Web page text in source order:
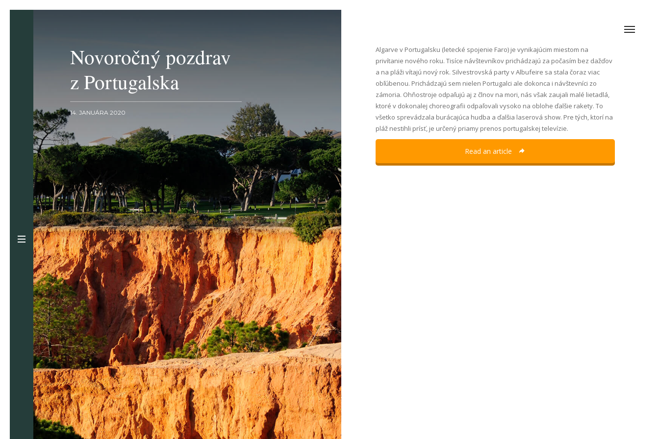
Novoročný pozdrav
z Portugalska
14. JANUÁRA 2020
Algarve v Portugalsku (letecké spojenie Faro) je vynikajúcim miestom na
privítanie nového roku. Tisíce návštevníkov prichádzajú za počasím bez dažďov
a na pláži vítajú nový rok. Silvestrovská party v Albufeire sa stala čoraz viac
obľúbenou. Prichádzajú sem nielen Portugalci ale dokonca i návštevníci zo
zámoria. Ohňostroje odpaľujú aj z člnov na mori, nás však zaujali malé lietadlá,
ktoré v dokonalej choreografii odpaľovali vysoko na oblohe ďalšie rakety. To
všetko sprevádzala burácajúca hudba a ďalšia laserová show. Pre tých, ktorí na
pláž nestihli prísť, je určený priamy prenos portugalskej televízie.
Read an article